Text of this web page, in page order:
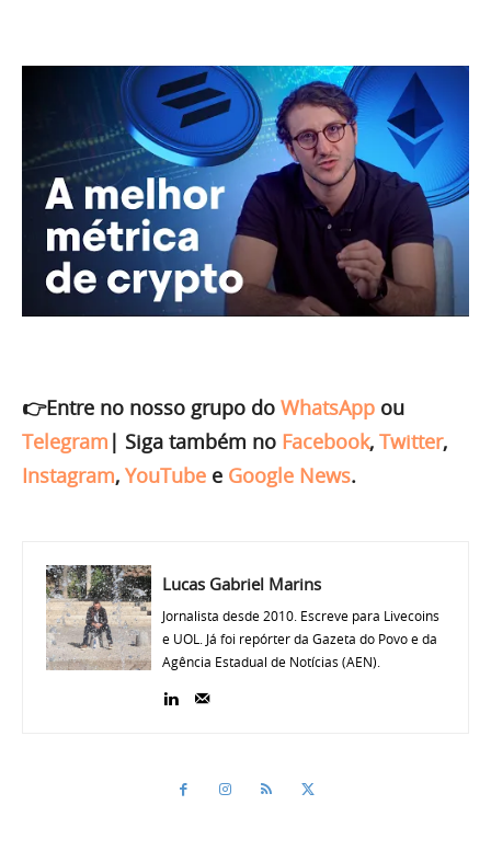
👉Entre no nosso grupo do WhatsApp ou
Telegram | Siga também no Facebook, Twitter,
Instagram, YouTube e Google News.
Lucas Gabriel Marins
Jornalista desde 2010. Escreve para Livecoins
e UOL. Já foi repórter da Gazeta do Povo e da
Agência Estadual de Notícias (AEN).